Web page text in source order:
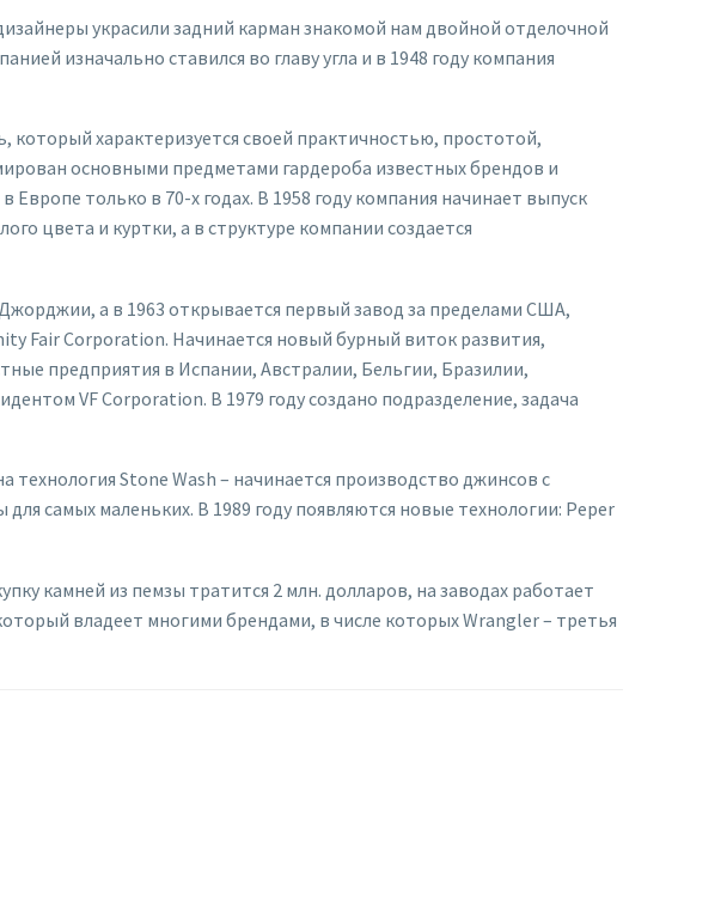
украсили задний карман знакомой нам двойной отделочной
изначально ставился во главу угла и в 1948 году компания
характеризуется своей практичностью, простотой,
основными предметами гардероба известных брендов и
только в 70-х годах. В 1958 году компания начинает выпуск
цвета и куртки, а в структуре компании создается
а в 1963 открывается первый завод за пределами США,
Fair Corporation. Начинается новый бурный виток развития,
предприятия в Испании, Австралии, Бельгии, Бразилии,
VF Corporation. В 1979 году создано подразделение, задача
технология Stone Wash – начинается производство джинсов с
самых маленьких. В 1989 году появляются новые технологии: Peper
камней из пемзы тратится 2 млн. долларов, на заводах работает
владеет многими брендами, в числе которых Wrangler – третья